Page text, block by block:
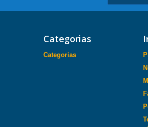
Categorias
Categorias